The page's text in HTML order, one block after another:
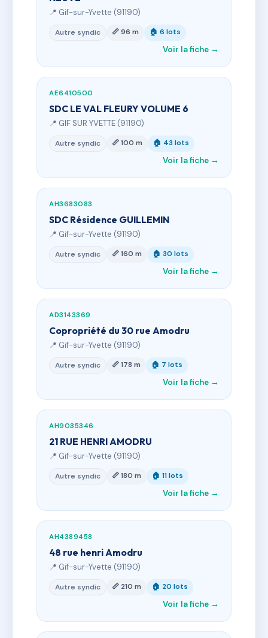
📍 Gif-sur-Yvette (91190)
Autre syndic 📏 96 m 🏠 6 lots
Voir la fiche →
AE6410500
SDC LE VAL FLEURY VOLUME 6
📍 GIF SUR YVETTE (91190)
Autre syndic 📏 100 m 🏠 43 lots
Voir la fiche →
AH3683083
SDC Résidence GUILLEMIN
📍 Gif-sur-Yvette (91190)
Autre syndic 📏 160 m 🏠 30 lots
Voir la fiche →
AD3143369
Copropriété du 30 rue Amodru
📍 Gif-sur-Yvette (91190)
Autre syndic 📏 178 m 🏠 7 lots
Voir la fiche →
AH9035346
21 RUE HENRI AMODRU
📍 Gif-sur-Yvette (91190)
Autre syndic 📏 180 m 🏠 11 lots
Voir la fiche →
AH4389458
48 rue henri Amodru
📍 Gif-sur-Yvette (91190)
Autre syndic 📏 210 m 🏠 20 lots
Voir la fiche →